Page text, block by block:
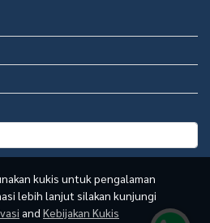
kukis untuk pengalaman
lebih lanjut silakan kunjungi
and Kebijakan Kukis